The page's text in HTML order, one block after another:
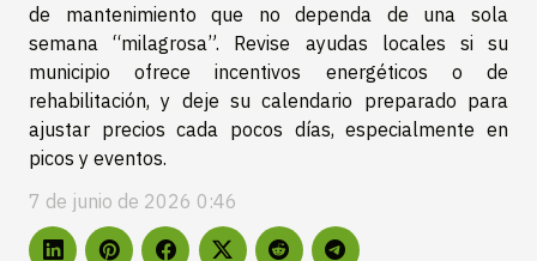
de mantenimiento que no dependa de una sola
semana “milagrosa”. Revise ayudas locales si su
municipio ofrece incentivos energéticos o de
rehabilitación, y deje su calendario preparado para
ajustar precios cada pocos días, especialmente en
picos y eventos.
7 de junio de 2026 0:46